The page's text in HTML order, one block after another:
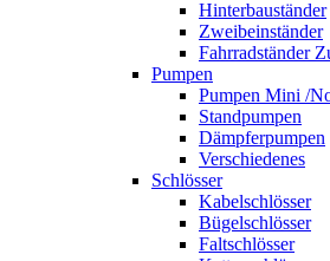
Hinterbauständer
Zweibeinständer
Fahrradständer
Pumpen
Pumpen Mini /
Standpumpen
Dämpferpumpen
Verschiedenes
Schlösser
Kabelschlösser
Bügelschlösser
Faltschlösser